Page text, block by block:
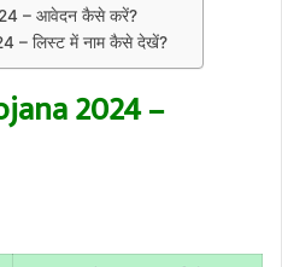
– आवेदन कैसे करें?
– लिस्ट में नाम कैसे देखें?
2024 –